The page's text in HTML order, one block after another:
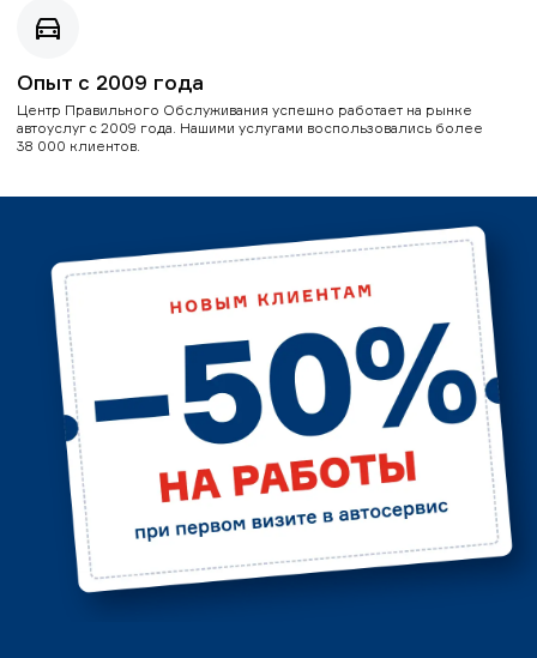
Опыт с 2009 года
Центр Правильного Обслуживания успешно работает на рынке
автоуслуг с 2009 года. Нашими услугами воспользовались более
38 000 клиентов.